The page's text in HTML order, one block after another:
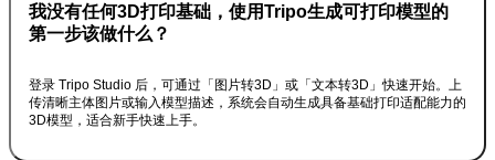
我没有任何3D打印基础，使用Tripo生成可打印模型的
第一步该做什么？
登录 Tripo Studio 后，可通过「图片转3D」或「文本转3D」快速开始。上
传清晰主体图片或输入模型描述，系统会自动生成具备基础打印适配能力的
3D模型，适合新手快速上手。